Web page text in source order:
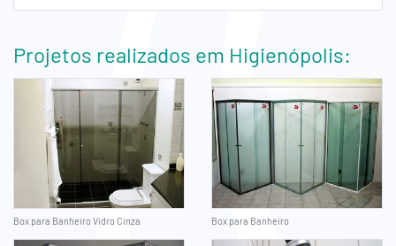
Projetos realizados em Higienópolis:
Box para Banheiro Vidro Cinza Box para Banheiro